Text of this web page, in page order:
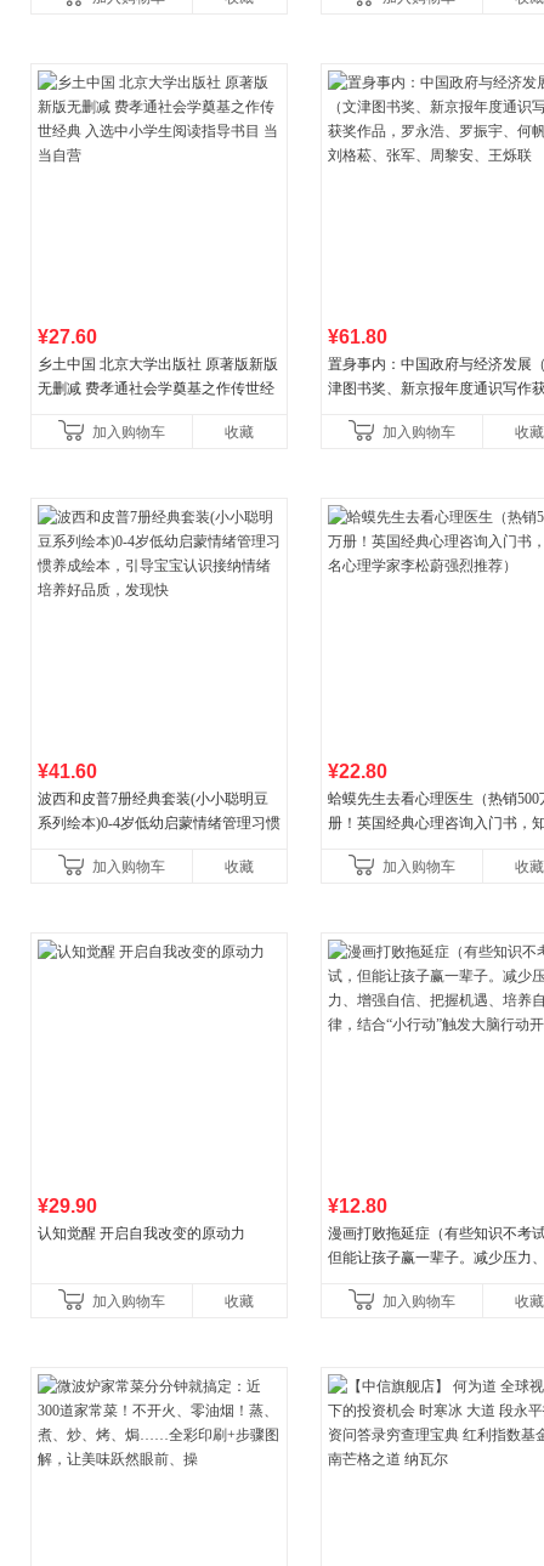
¥27.60
乡土中国 北京大学出版社 原著版新版
无删减 费孝通社会学奠基之作传世经
加入购物车 收藏
¥61.80
置身事内：中国政府与经济发展
津图书奖、新京报年度通识写作
菘、张军、周黎安、王烁联
加入购物车 收藏
¥41.60
波西和皮普7册经典套装(小小聪明豆
系列绘本)0-4岁低幼启蒙情绪管理习惯
养好品质，发现快
加入购物车 收藏
¥22.80
蛤蟆先生去看心理医生（热销500
册！英国经典心理咨询入门书，
加入购物车
收藏
¥29.90
认知觉醒 开启自我改变的原动力
加入购物车 收藏
¥12.80
漫画打败拖延症（有些知识不考
但能让孩子赢一辈子。减少压力
合“小行动”触发大脑行动开
加入购物车 收藏